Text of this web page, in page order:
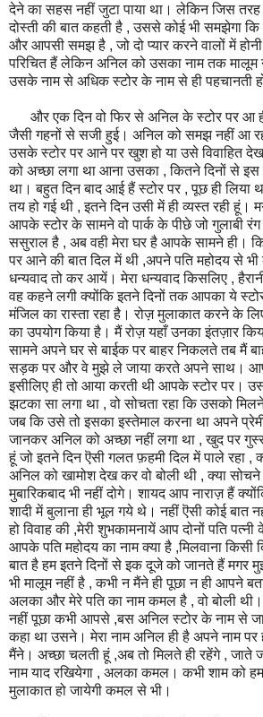
देने का सहस नहीं जुटा पाया था। लेकिन जिस
दोस्ती की बात कहती है , उससे कोई भी समझेगा
और आपसी समझ है , जो दो प्यार करने वालों में
परिचित हैं लेकिन अनिल को उसका नाम तक मालूम
उसके नाम से अधिक स्टोर के नाम से ही पहचानती
और एक दिन वो फिर से अनिल के स्टोर पर आ
जैसी गहनों से सजी हुई। अनिल को समझ नहीं आ
उसके स्टोर पर आने पर खुश हो या उसे विवाहित
को अच्छा लगा था आना उसका , कितने दिनों से इस
था। बहुत दिन बाद आई हैं स्टोर पर , पूछ ही लिया
तय हो गई थी , इतने दिन उसी में ही व्यस्त रही
आपके स्टोर के सामने वो पार्क के पीछे जो गुलाबी रंग
ससुराल है , अब वही मेरा घर है आपके सामने ही।
पर आने की बात दिल में थी ,अपने पति महोदय से
धन्यवाद तो कर आयें। मेरा धन्यवाद किसलिए ,
वह कहने लगी क्योंकि इतने दिनों तक आपका ये स्टोर
मंजिल का रास्ता रहा है। रोज़ मुलाकात करने के
का उपयोग किया है। मैं रोज़ यहाँ उनका इंतज़ार
सामने अपने घर से बाईक पर बाहर निकलते तब मैं
सड़क पर और वे मुझे ले जाया करते अपने साथ। आप
इसीलिए ही तो आया करती थी आपके स्टोर पर।
झटका सा लगा था , वो सोचता रहा कि उसको
जब कि उसे तो इसका इस्तेमाल करना था अपने
जानकर अनिल को अच्छा नहीं लगा था , खुद पर
हूं जो इतने दिन ऎसी गलत फ़हमी दिल में पाले रहा ,
अनिल को खामोश देख कर वो बोली थी , क्या
मुबारिकबाद भी नहीं दोगे। शायद आप नाराज़ हैं
शादी में बुलाना ही भूल गये थे। नहीं ऎसी कोई बात
हो विवाह की ,मेरी शुभकामनायें आप दोनों पति
आपके पति महोदय का नाम क्या है ,मिलवाना किसी
बात है हम इतने दिनों से इक दूजे को जानते हैं
भी मालूम नहीं है , कभी न मैंने ही पूछा न ही आपने
अलका और मेरे पति का नाम कमल है , वो बोली
नहीं पूछा कभी आपसे ,बस अनिल स्टोर के नाम से
कहा था उसने। मेरा नाम अनिल ही है अपने नाम पर
मैंने। अच्छा चलती हूं ,अब तो मिलते ही रहेंगे , जाते
नाम याद रखियेगा , अलका कमल। कभी शाम को
मुलाकात हो जायेगी कमल से भी।